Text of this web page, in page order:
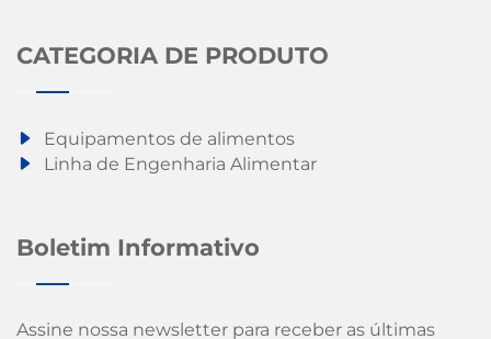
CATEGORIA DE PRODUTO
Equipamentos de alimentos
Linha de Engenharia Alimentar
Boletim Informativo
Assine nossa newsletter para receber as últimas